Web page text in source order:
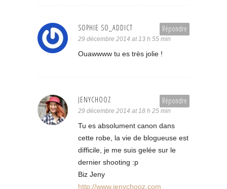
Répondre
SOPHIE SO_ADDICT
29 décembre 2014 at 13 h 55 min
Ouawwww tu es très jolie !
Répondre
JENYCHOOZ
29 décembre 2014 at 18 h 25 min
Tu es absolument canon dans
cette robe, la vie de blogueuse est
difficile, je me suis gelée sur le
dernier shooting :p
Biz Jeny
http://www.jenychooz.com